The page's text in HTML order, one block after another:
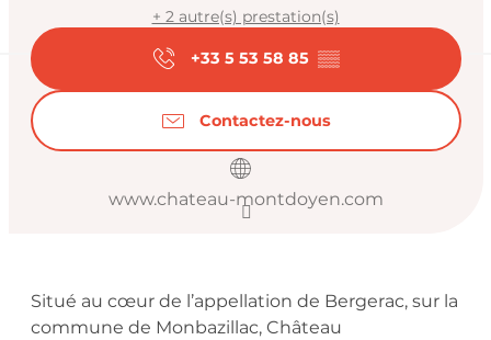
+ 2 autre(s) prestation(s)
+33 5 53 58 85 ▒▒
Contactez-nous
www.chateau-montdoyen.com
Description
Situé au cœur de l’appellation de Bergerac, sur la
commune de Monbazillac, Château